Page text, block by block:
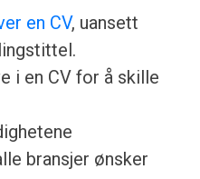
en CV, uansett
i en CV for å skille
bransjer ønsker